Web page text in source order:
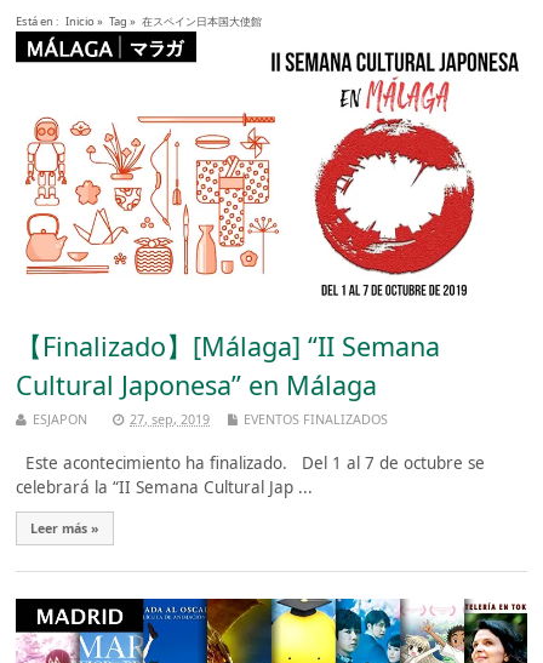
Está en : Inicio» Tag » 在スペイン日本国大使館
【Finalizado】[Málaga] “II Semana
Cultural Japonesa” en Málaga
ESJAPON 27, sep, 2019 EVENTOS FINALIZADOS
Este acontecimiento ha finalizado. Del 1 al 7 de octubre se
celebrará la “II Semana Cultural Jap ...
Leer más »